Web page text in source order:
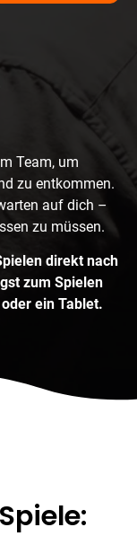
Team, um
zu entkommen.
auf dich –
zu müssen.
direkt nach
zum Spielen
ein Tablet.